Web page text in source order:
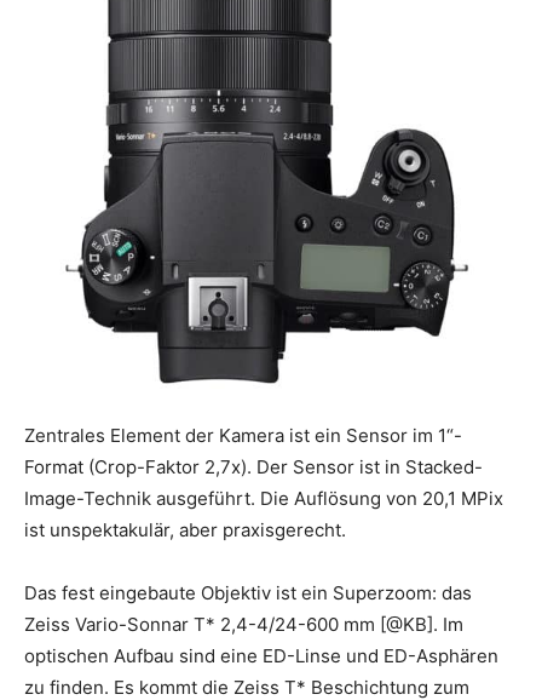
Zentrales Element der Kamera ist ein Sensor im 1“-
Format (Crop-Faktor 2,7x). Der Sensor ist in Stacked-
Image-Technik ausgeführt. Die Auflösung von 20,1 MPix
ist unspektakulär, aber praxisgerecht.
Das fest eingebaute Objektiv ist ein Superzoom: das
Zeiss Vario-Sonnar T* 2,4-4/24-600 mm [@KB]. Im
optischen Aufbau sind eine ED-Linse und ED-Asphären
zu finden. Es kommt die Zeiss T* Beschichtung zum